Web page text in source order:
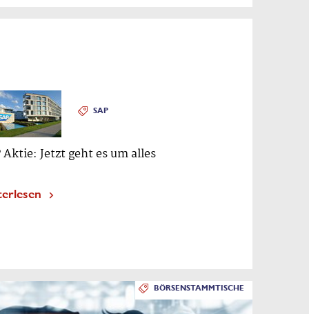
SAP
Aktie: Jetzt geht es um alles
BÖRSENSTAMMTISCHE